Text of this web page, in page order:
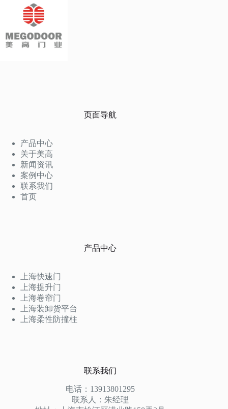
页面导航
产品中心
关于美高
新闻资讯
案例中心
联系我们
首页
产品中心
上海快速门
上海提升门
上海卷帘门
上海装卸货平台
上海柔性防撞柱
联系我们
电话：13913801295
联系人：朱经理